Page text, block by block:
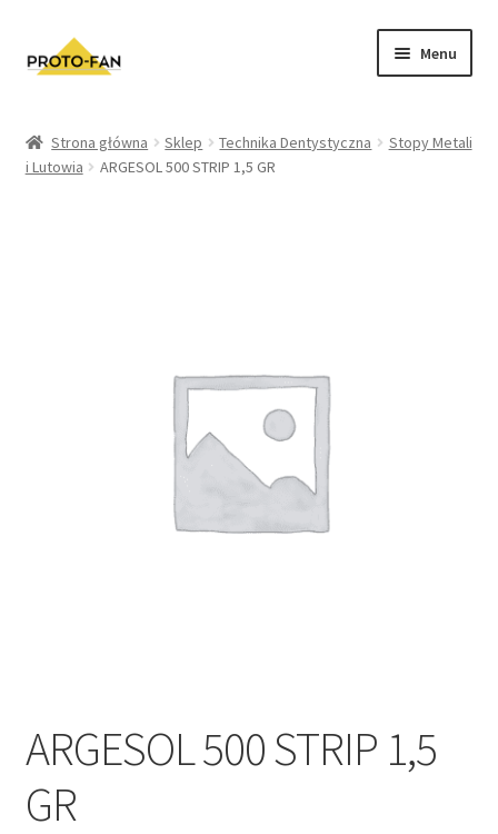
Menu
Kursy Stomatologiczne
Strona główna Sklep Technika Dentystyczna
Stopy Metali
i Lutowia
ARGESOL 500 STRIP 1,5 GR
ARGESOL 500 STRIP 1,5
GR